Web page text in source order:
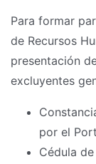
Para formar
de Recursos
presentación
excluyentes
por el
Cédula